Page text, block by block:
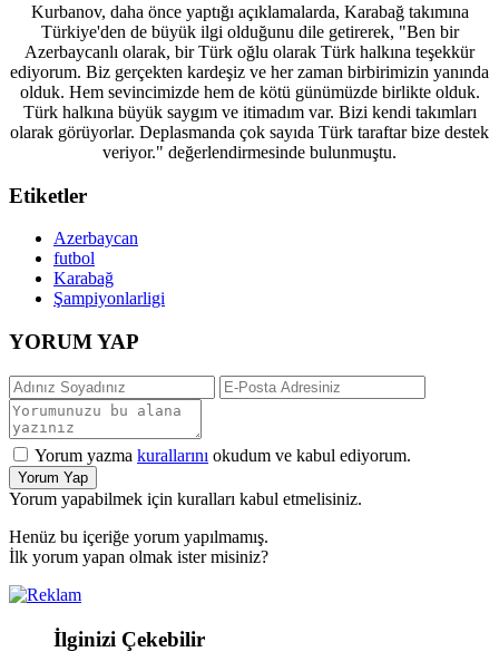
Kurbanov, daha önce yaptığı açıklamalarda, Karabağ takımına
Türkiye'den de büyük ilgi olduğunu dile getirerek, "Ben bir
Azerbaycanlı olarak, bir Türk oğlu olarak Türk halkına teşekkür
ediyorum. Biz gerçekten kardeşiz ve her zaman birbirimizin yanında
olduk. Hem sevincimizde hem de kötü günümüzde birlikte olduk.
Türk halkına büyük saygım ve itimadım var. Bizi kendi takımları
olarak görüyorlar. Deplasmanda çok sayıda Türk taraftar bize destek
veriyor." değerlendirmesinde bulunmuştu.
Etiketler
Azerbaycan
futbol
Karabağ
Şampiyonlarligi
YORUM YAP
Yorum yazma kurallarını okudum ve kabul ediyorum.
Yorum Yap
Yorum yapabilmek için kuralları kabul etmelisiniz.
Henüz bu içeriğe yorum yapılmamış.
İlk yorum yapan olmak ister misiniz?
İlginizi Çekebilir